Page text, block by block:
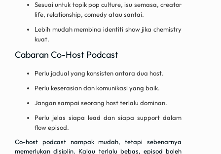
Sesuai untuk topik pop culture, isu semasa, creator
life, relationship, comedy atau santai.
Lebih mudah membina identiti show jika chemistry
kuat.
Cabaran Co-Host Podcast
Perlu jadual yang konsisten antara dua host.
Perlu keserasian dan komunikasi yang baik.
Jangan sampai seorang host terlalu dominan.
Perlu jelas siapa lead dan siapa support dalam
flow episod.
Co-host podcast nampak mudah, tetapi sebenarnya
memerlukan disiplin. Kalau terlalu bebas, episod boleh